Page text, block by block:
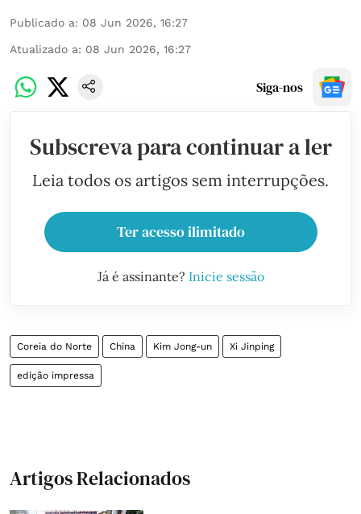
Publicado a: 08 Jun 2026, 16:27
Atualizado a: 08 Jun 2026, 16:27
Siga-nos
Subscreva para continuar a ler
Leia todos os artigos sem interrupções.
Ter acesso ilimitado
Já é assinante? Inicie sessão
Coreia do Norte China Kim Jong-un Xi Jinping
edição impressa
Artigos Relacionados